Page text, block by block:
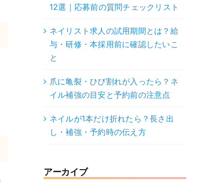
12選｜応募前の質問チェックリスト
ネイリスト求人の試用期間とは？給
与・研修・本採用前に確認したいこ
と
爪に亀裂・ひび割れが入ったら？ネ
イル補強の目安と予約前の注意点
ネイルが1本だけ折れたら？長さ出
し・補強・予約時の伝え方
アーカイブ